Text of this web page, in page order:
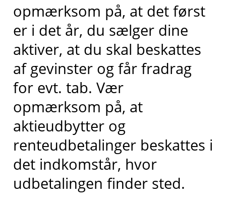
opmærksom på, at det først
er i det år, du sælger dine
aktiver, at du skal beskattes
af gevinster og får fradrag
for evt. tab. Vær
opmærksom på, at
aktieudbytter og
renteudbetalinger beskattes i
det indkomstår, hvor
udbetalingen finder sted.